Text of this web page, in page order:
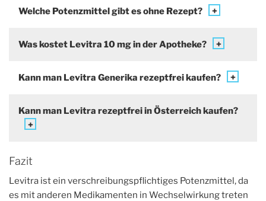
Welche Potenzmittel gibt es ohne Rezept?
Was kostet Levitra 10 mg in der Apotheke?
Kann man Levitra Generika rezeptfrei kaufen?
Kann man Levitra rezeptfrei in Österreich kaufen?
Fazit
Levitra ist ein verschreibungspflichtiges Potenzmittel, da
es mit anderen Medikamenten in Wechselwirkung treten